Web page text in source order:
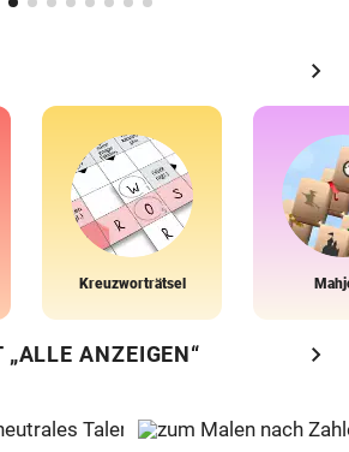
chevron_right
Kreuzworträtsel
„ALLE ANZEIGEN“ chevron_right